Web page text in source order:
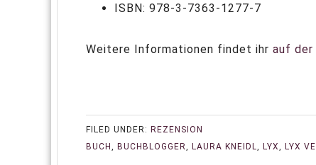
ISBN: 978-3-7363-1277-7
Weitere Informationen findet ihr auf der
FILED UNDER: REZENSION
BUCH , BUCHBLOGGER, LAURA KNEIDL, LYX, LYX